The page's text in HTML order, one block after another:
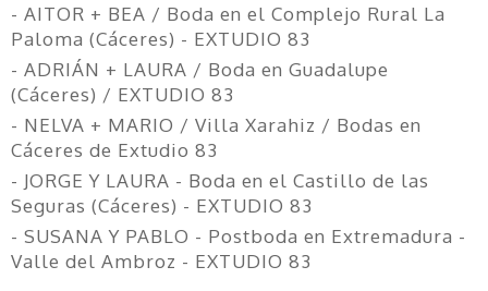
- AITOR + BEA / Boda en el Complejo Rural La
Paloma (Cáceres) - EXTUDIO 83
- ADRIÁN + LAURA / Boda en Guadalupe
(Cáceres) / EXTUDIO 83
- NELVA + MARIO / Villa Xarahiz / Bodas en
Cáceres de Extudio 83
- JORGE Y LAURA - Boda en el Castillo de las
Seguras (Cáceres) - EXTUDIO 83
- SUSANA Y PABLO - Postboda en Extremadura -
Valle del Ambroz - EXTUDIO 83